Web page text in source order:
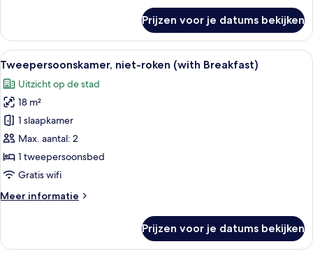
Twin
kamer,
niet-
(with
Breakfast)
Prijzen voor je datums bekijken
Alle
foto's
voor
Tweepersoonskamer,
niet-
roken
(with
Breakfast)
Een hotelkamer met een bed,
7
Tweepersoonskamer, niet-roken (with Breakfast)
Uitzicht op de stad
18 m²
1 slaapkamer
Max. aantal: 2
1 tweepersoonsbed
Gratis wifi
Meer informatie
Meer
niet-
Prijzen voor je datums bekijken